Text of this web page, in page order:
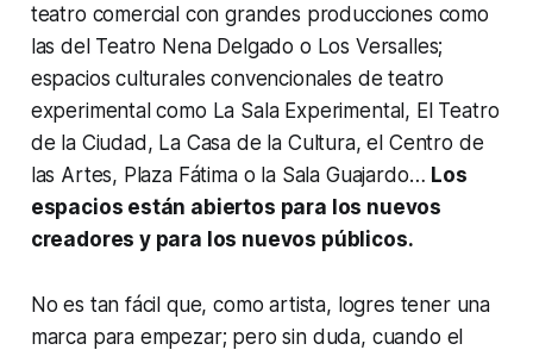
teatro comercial con grandes producciones como
las del Teatro Nena Delgado o Los Versalles;
espacios culturales convencionales de teatro
experimental como La Sala Experimental, El Teatro
de la Ciudad, La Casa de la Cultura, el Centro de
las Artes, Plaza Fátima o la Sala Guajardo… Los
espacios están abiertos para los nuevos
creadores y para los nuevos públicos.
No es tan fácil que, como artista, logres tener una
marca para empezar; pero sin duda, cuando el